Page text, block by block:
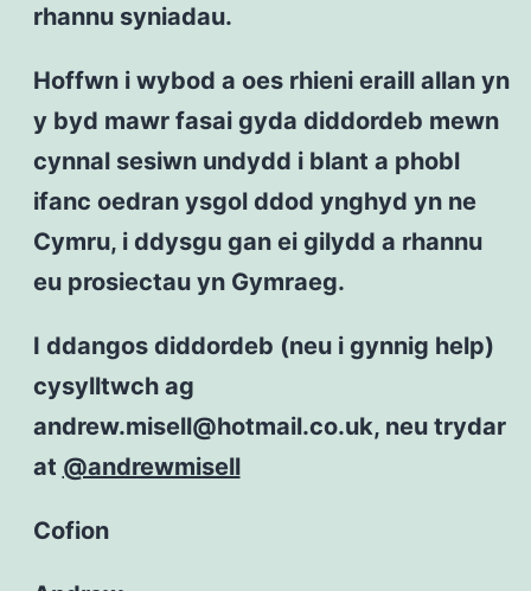
rhannu syniadau.
Hoffwn i wybod a oes rhieni eraill allan yn
y byd mawr fasai gyda diddordeb mewn
cynnal sesiwn undydd i blant a phobl
ifanc oedran ysgol ddod ynghyd yn ne
Cymru, i ddysgu gan ei gilydd a rhannu
eu prosiectau yn Gymraeg.
I ddangos diddordeb (neu i gynnig help)
cysylltwch ag
andrew.misell@hotmail.co.uk, neu trydar
at @andrewmisell
Cofion